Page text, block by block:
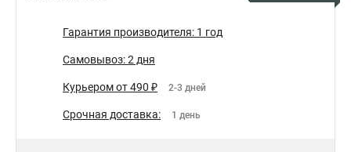
Гарантия производителя: 1 год
Самовывоз: 2 дня
Курьером от 490 ₽ 2-3 дней
Срочная доставка: 1 день